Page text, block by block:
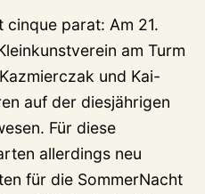
parat: Am 21.
am Turm
und Kai-
auf der diesjährigen
Für diese
allerdings neu
für die SommerNacht